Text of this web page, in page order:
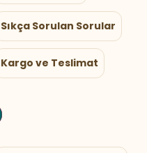
Sıkça Sorulan Sorular
Kargo ve Teslimat